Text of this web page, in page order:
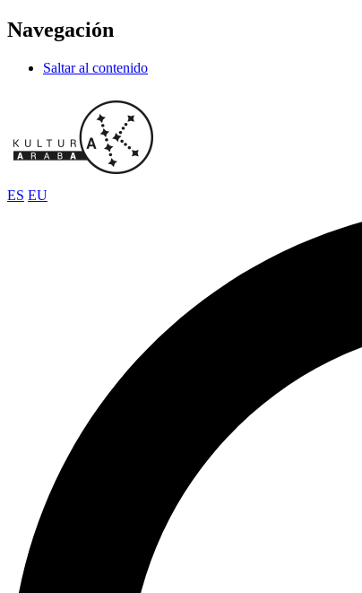
Navegación
Saltar al contenido
ES EU